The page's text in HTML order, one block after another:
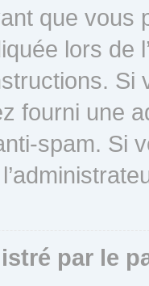
que
lors de
Si
fourni une
spam. Si
par le